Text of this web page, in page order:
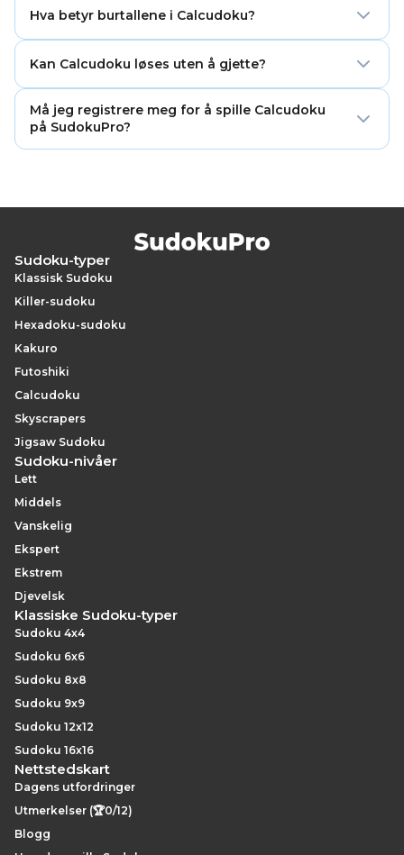
og operasjoner.
og kolonne må inneholde hvert tall én gang, og hvert
bur må matche måltallet sitt ved hjelp av den viste
operasjonen.
Hva betyr burtallene i Calcudoku?
Operasjonen forteller om tallene i buret må adderes,
subtraheres, multipliseres eller divideres for å nå målet.
Kan Calcudoku løses uten å gjette?
løsning. Du kan løse det ved å kombinere
burkombinasjoner, aritmetiske ledetråder og
Må jeg registrere meg for å spille Calcudoku
på SudokuPro?
Sudoku-typer
Klassisk Sudoku
Killer-sudoku
Hexadoku-sudoku
Kakuro
Futoshiki
Calcudoku
Skyscrapers
Jigsaw Sudoku
Sudoku-nivåer
Lett
Middels
Vanskelig
Ekspert
Ekstrem
Djevelsk
Klassiske Sudoku-typer
Sudoku 4x4
Sudoku 6x6
Sudoku 8x8
Sudoku 9x9
Sudoku 12x12
Sudoku 16x16
Nettstedskart
Dagens utfordringer
Utmerkelser (🏆0/12)
Blogg